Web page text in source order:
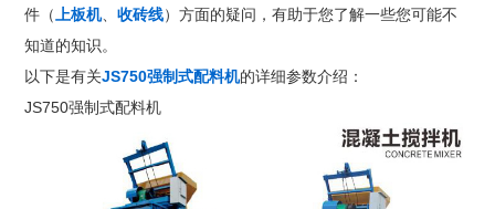
件（
上板机、收砖线）方面的疑问，有助于您了解一些您可能不
知道的知识。
以下是有关JS750强制式配料机的详细参数介绍：
JS750强制式配料机